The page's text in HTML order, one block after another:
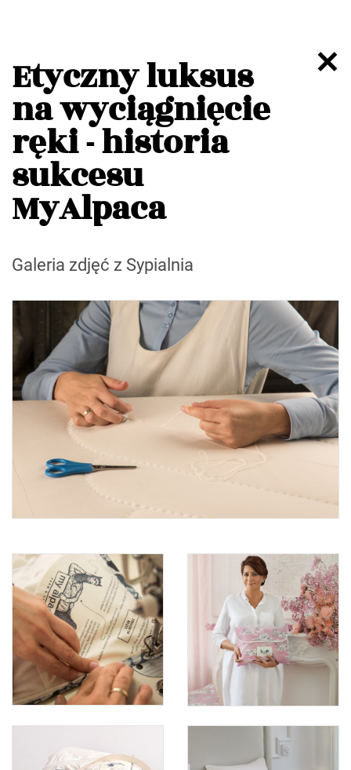
Etyczny luksus
na wyciągnięcie
ręki - historia
sukcesu
MyAlpaca
Galeria zdjęć z Sypialnia